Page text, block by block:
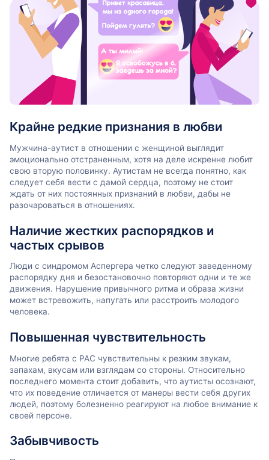
Крайне редкие признания в любви
Мужчина-аутист в отношении с женщиной выглядит
эмоционально отстраненным, хотя на деле искренне любит
свою вторую половинку. Аутистам не всегда понятно, как
следует себя вести с дамой сердца, поэтому не стоит
ждать от них постоянных признаний в любви, дабы не
разочароваться в отношениях.
Наличие жестких распорядков и
частых срывов
Люди с синдромом Аспергера четко следуют заведенному
распорядку дня и безостановочно повторяют одни и те же
движения. Нарушение привычного ритма и образа жизни
может встревожить, напугать или расстроить молодого
человека.
Повышенная чувствительность
Многие ребята с РАС чувствительны к резким звукам,
запахам, вкусам или взглядам со стороны. Относительно
последнего момента стоит добавить, что аутисты осознают,
что их поведение отличается от манеры вести себя других
людей, поэтому болезненно реагируют на любое внимание к
своей персоне.
Забывчивость